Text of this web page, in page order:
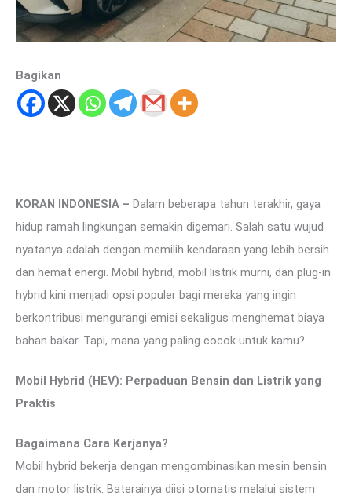
Bagikan
KORAN INDONESIA – Dalam beberapa tahun terakhir, gaya
hidup ramah lingkungan semakin digemari. Salah satu wujud
nyatanya adalah dengan memilih kendaraan yang lebih bersih
dan hemat energi. Mobil hybrid, mobil listrik murni, dan plug-in
hybrid kini menjadi opsi populer bagi mereka yang ingin
berkontribusi mengurangi emisi sekaligus menghemat biaya
bahan bakar. Tapi, mana yang paling cocok untuk kamu?
Mobil Hybrid (HEV): Perpaduan Bensin dan Listrik yang
Praktis
Bagaimana Cara Kerjanya?
Mobil hybrid bekerja dengan mengombinasikan mesin bensin
dan motor listrik. Baterainya diisi otomatis melalui sistem